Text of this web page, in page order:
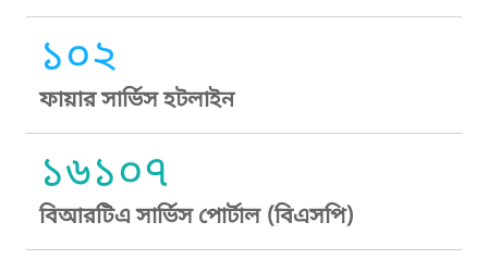
১০২
ফায়ার সার্ভিস হটলাইন
১৬১০৭
বিআরটিএ সার্ভিস পোর্টাল (বিএসপি)